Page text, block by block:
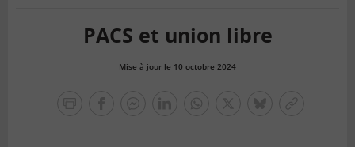
PACS et union libre
Mise à jour le 10 octobre 2024